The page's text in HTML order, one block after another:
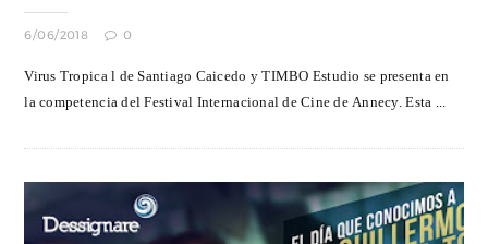
6/06/2018 0
Virus Tropica l de Santiago Caicedo y TIMBO Estudio se presenta en
la competencia del Festival Internacional de Cine de Annecy. Esta ...